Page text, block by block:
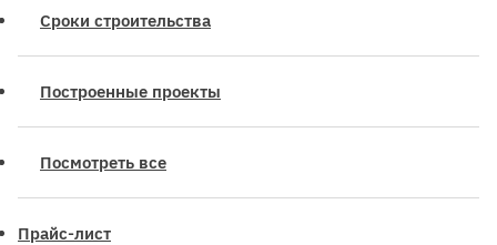
Сроки строительства
Построенные проекты
Посмотреть все
Прайс-лист